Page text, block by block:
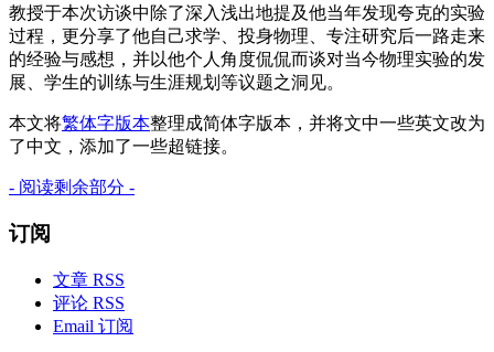
教授于本次访谈中除了深入浅出地提及他当年发现夸克的实验
过程，更分享了他自己求学、投身物理、专注研究后一路走来
的经验与感想，并以他个人角度侃侃而谈对当今物理实验的发
展、学生的训练与生涯规划等议题之洞见。
本文将繁体字版本整理成简体字版本，并将文中一些英文改为
了中文，添加了一些超链接。
- 阅读剩余部分 -
订阅
文章 RSS
评论 RSS
Email 订阅